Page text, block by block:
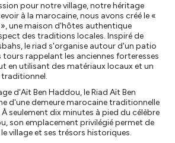
pour notre village, notre héritage
à la marocaine, nous avons créé le «
une maison d'hôtes authentique
des traditions locales. Inspiré de
le riad s'organise autour d'un patio
rappelant les anciennes forteresses
en utilisant des matériaux locaux et un
d'Aït Ben Haddou, le Riad Aït Ben
d'une demeure marocaine traditionnelle
seulement dix minutes à pied du célèbre
son emplacement privilégié permet de
village et ses trésors historiques.